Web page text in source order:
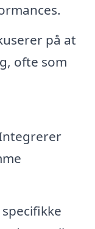
på at
ofte som